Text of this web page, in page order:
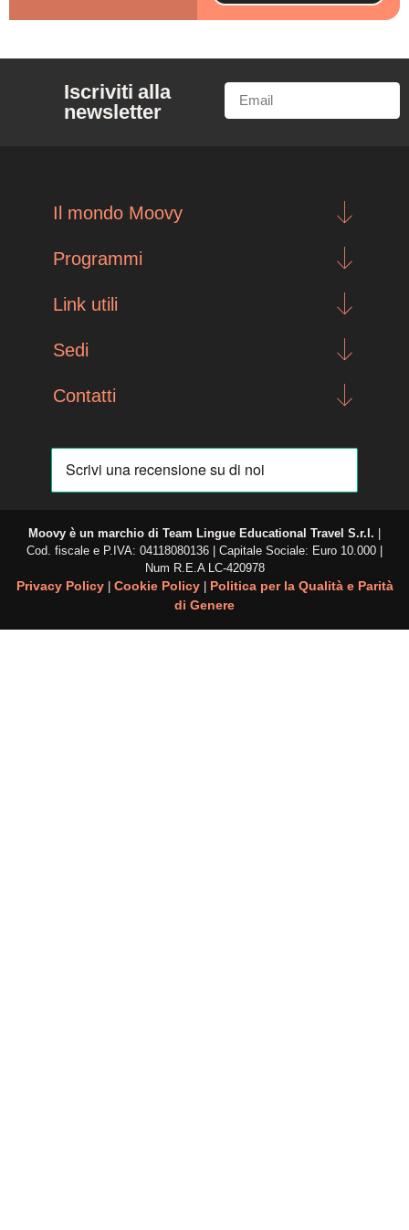
Iscriviti alla
newsletter
Il mondo Moovy
Programmi
Link utili
Sedi
Contatti
Moovy è un marchio di Team Lingue Educational Travel S.r.l. |
Cod. fiscale e P.IVA: 04118080136 | Capitale Sociale: Euro 10.000 |
Num R.E.ALC-420978
Privacy Policy| Cookie Policy| Politica per la Qualità e Parità
di Genere